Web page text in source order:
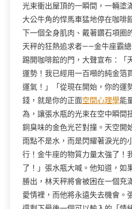
光束衝出屋頂的一瞬間，一輛塗
大公牛角的悍馬車猛地停在咖啡
下一個全身肌肉、戴著鑽石項圈
天秤的狂熱追求者——金牛座霸
踢開咖啡館的門，大聲宣布：「
運勢！我已經用一百噸的純金箔
運氣！」「從現在開始，你的運
錢，就是你的正面空間心理學能
為，讓張水瓶的光束在空中瞬間
銅臭味的金色光芒對撞。天空開
雨點不是水，而是閃耀著淚光的
行！金牛座的物質力量太強了！
了！」張水瓶大喊。他知道，如
勝出，林天秤將會被困在一個充
愛情裡，而他將永遠失去機會。